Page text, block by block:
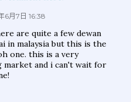
6月7日 16:38
are quite a few dewan
in malaysia but this is the
one. this is a very
and i can't wait for